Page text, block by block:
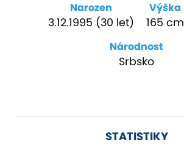
Narozen
3.12.1995 (30 let)
Výška
165 cm
Národnost
Srbsko
STATISTIKY